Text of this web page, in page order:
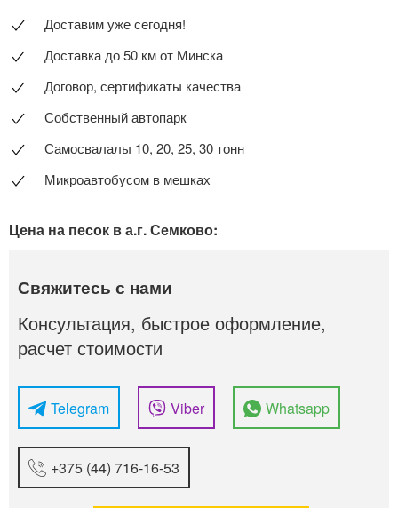
Доставим уже сегодня!
Доставка до 50 км от Минска
Договор, сертификаты качества
Собственный автопарк
Самосвалалы 10, 20, 25, 30 тонн
Микроавтобусом в мешках
Цена на песок в а.г. Семково:
Свяжитесь с нами
Консультация, быстрое оформление,
расчет стоимости
Telegram Viber Whatsapp
+375 (44) 716-16-53